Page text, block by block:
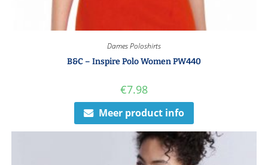
Dames Poloshirts
B&C – Inspire Polo Women PW440
€7.98
Meer product info